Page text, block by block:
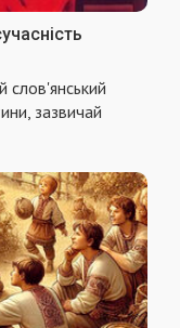
зазвичай